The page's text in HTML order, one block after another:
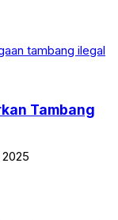
Tambang